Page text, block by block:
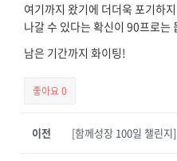
여기까지 왔기에 더더욱 포기하
나갈 수 있다는 확신이 90프로는
남은 기간까지 화이팅!
좋아요0
이전 [함께성장 100일 챌린